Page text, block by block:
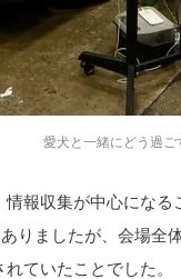
愛犬と一緒にどう過ご
報収集が中心にな
りましたが、会場全
ていたことでした。